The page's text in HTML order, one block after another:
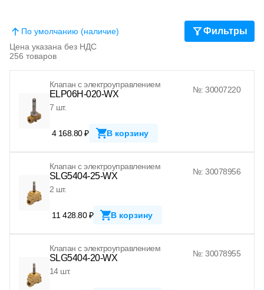
256 товаров
Цена указана без НДС
По умолчанию (наличие) Фильтры
Клапан с электроуправлением
ELP06H-020-WX
№: 30007220
7 шт.
4 168.80 ₽ В корзину
Клапан с электроуправлением
SLG5404-25-WX
№: 30078956
2 шт.
11 428.80 ₽ В корзину
Клапан с электроуправлением
SLG5404-20-WX
№: 30078955
14 шт.